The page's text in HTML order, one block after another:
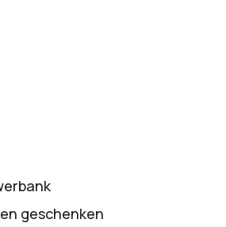
geschenken